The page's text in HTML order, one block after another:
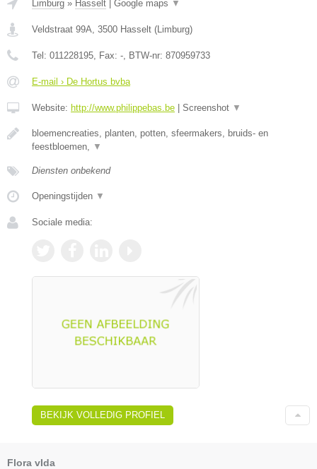
Limburg » Hasselt Google maps ▼
Veldstraat 99A, 3500 Hasselt (Limburg)
Tel: 011228195, Fax: -, BTW-nr: 870959733
E-mail › De Hortus bvba
Website: http://www.philippebas.be Screenshot ▼
bloemencreaties, planten, potten, sfeermakers, bruids- en
feestbloemen, ▼
Diensten onbekend
Openingstijden ▼
Sociale media:
BEKIJK VOLLEDIG PROFIEL
Flora vIda